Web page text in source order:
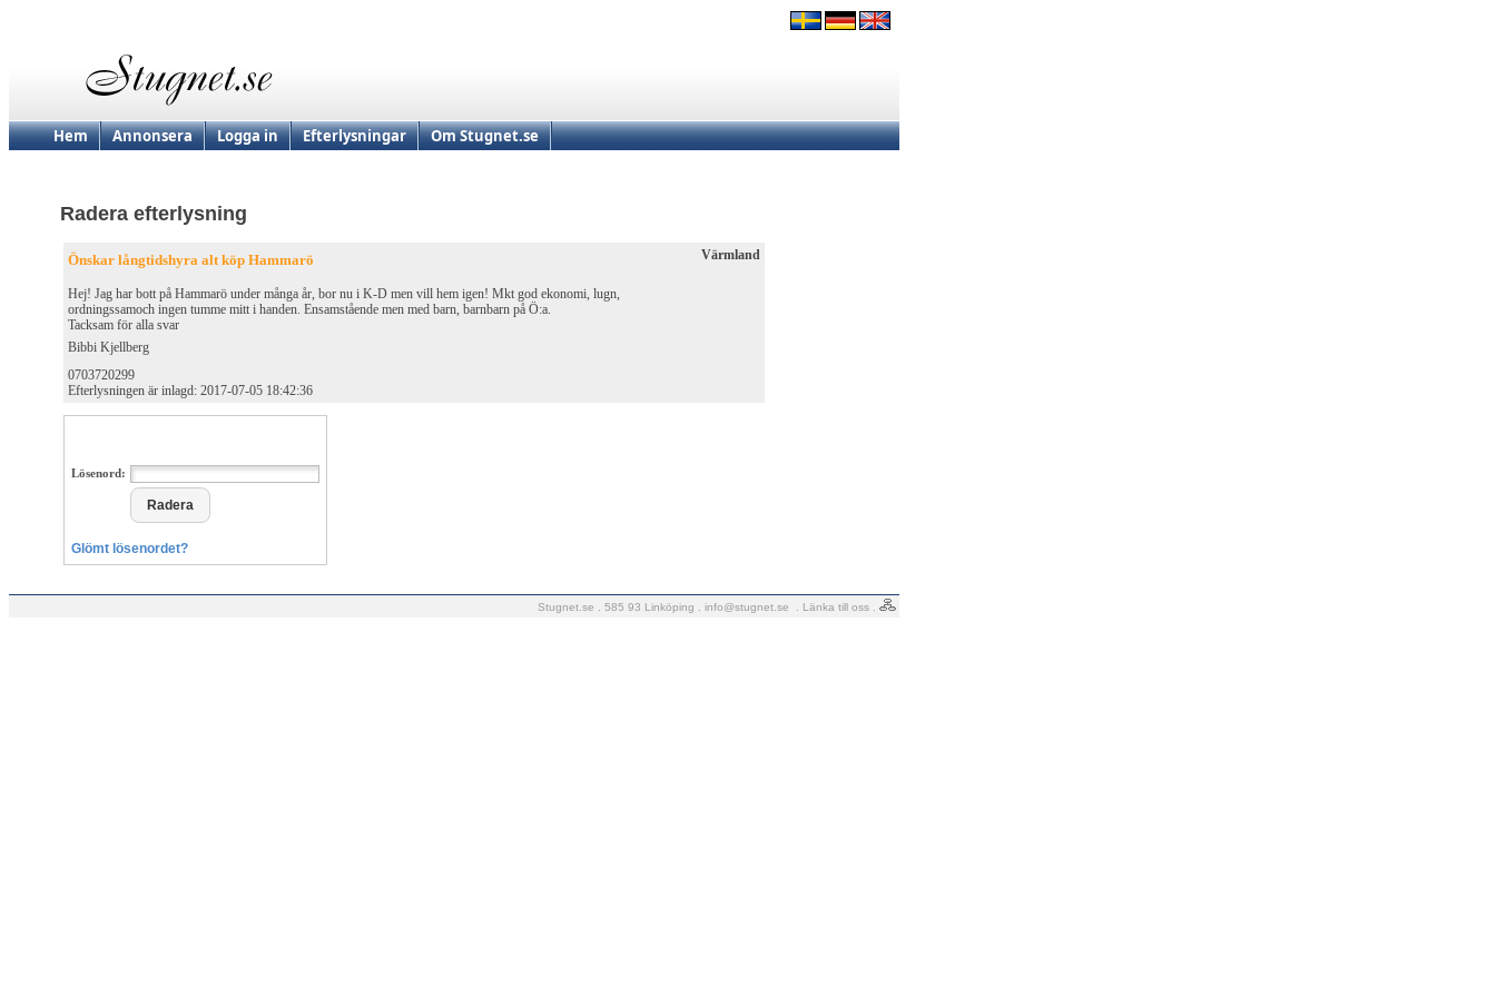
Hem Annonsera Logga in Efterlysningar Om Stugnet.se
Radera efterlysning
Önskar långtidshyra alt köp Hammarö
Hej! Jag har bott på Hammarö under många år, bor nu i K-D men vill hem igen! Mkt god ekonomi, lugn,
ordningssamoch ingen tumme mitt i handen. Ensamstående men med barn, barnbarn på Ö:a.
Tacksam för alla svar
Bibbi Kjellberg
0703720299
Värmland
Efterlysningen är inlagd: 2017-07-05 18:42:36
Lösenord:
Glömt lösenordet?
Stugnet.se . 585 93 Linköping . info@stugnet.se Länka till oss